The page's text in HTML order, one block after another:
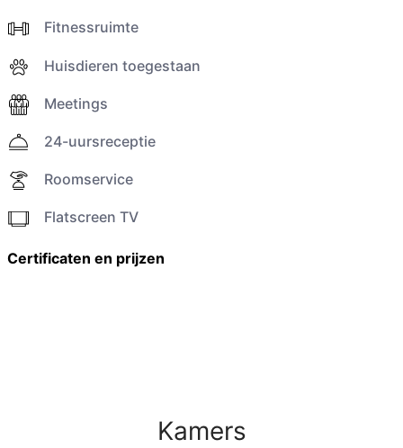
Fitnessruimte
Huisdieren toegestaan
Meetings
24-uursreceptie
Roomservice
Flatscreen TV
Certificaten en prijzen
Kamers